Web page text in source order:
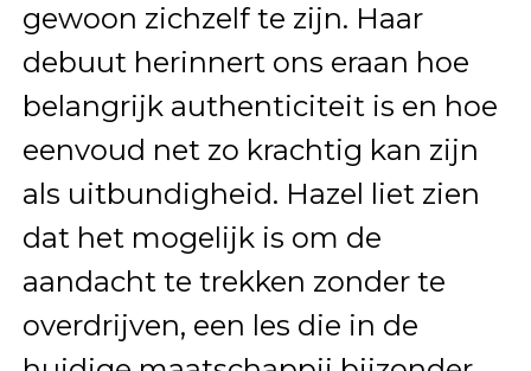
gewoon zichzelf te zijn. Haar
debuut herinnert ons eraan hoe
belangrijk authenticiteit is en hoe
eenvoud net zo krachtig kan zijn
als uitbundigheid. Hazel liet zien
dat het mogelijk is om de
aandacht te trekken zonder te
overdrijven, een les die in de